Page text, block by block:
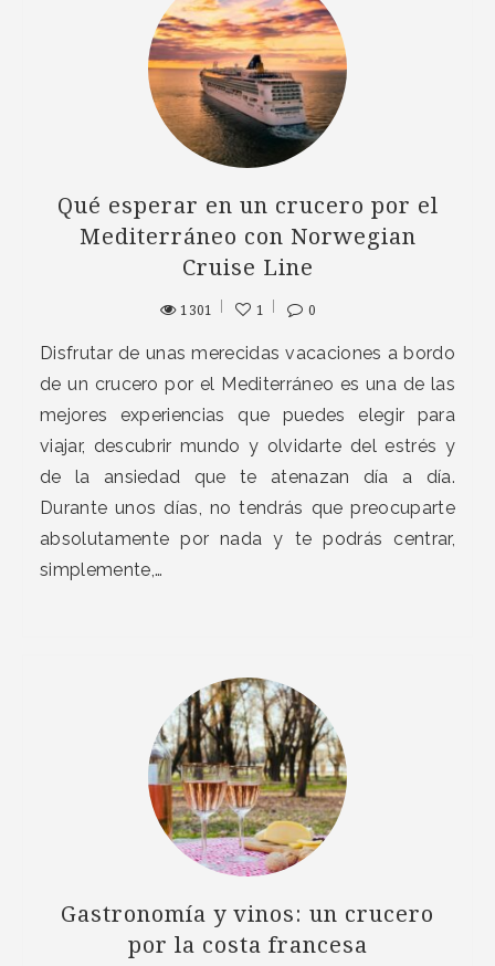
Qué esperar en un crucero por el
Mediterráneo con Norwegian
Cruise Line
1301 1 0
Disfrutar de unas merecidas vacaciones a bordo
de un crucero por el Mediterráneo es una de las
mejores experiencias que puedes elegir para
viajar, descubrir mundo y olvidarte del estrés y
de la ansiedad que te atenazan día a día.
Durante unos días, no tendrás que preocuparte
absolutamente por nada y te podrás centrar,
simplemente,…
Gastronomía y vinos: un crucero
por la costa francesa